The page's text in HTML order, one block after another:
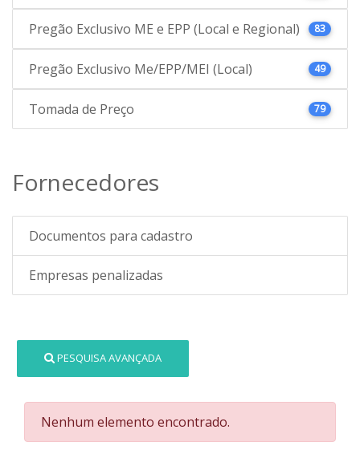
Pregão Exclusivo ME e EPP (Local e Regional) 83
Pregão Exclusivo Me/EPP/MEI (Local) 49
Tomada de Preço 79
Fornecedores
Documentos para cadastro
Empresas penalizadas
PESQUISA AVANÇADA
Nenhum elemento encontrado.